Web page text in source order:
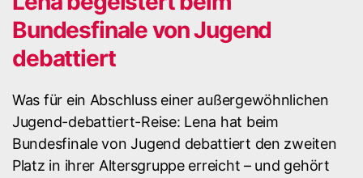
Bundesfinale von Jugend
debattiert
Was für ein Abschluss einer außergewöhnlichen
Jugend-debattiert-Reise: Lena hat beim
Bundesfinale von Jugend debattiert den zweiten
Platz in ihrer Altersgruppe erreicht – und gehört